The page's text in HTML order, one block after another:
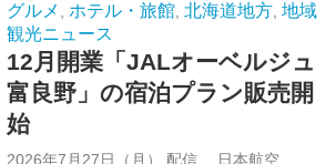
グルメ , ホテル・旅館, 北海道地方, 地域
観光ニュース
12月開業「JALオーベルジュ
富良野」の宿泊プラン販売開
始
2026年7月27日（月） 配信 日本航空